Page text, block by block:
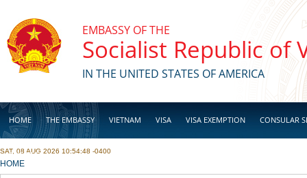
EMBASSY OF THE
Socialist Republic of
IN THE UNITED STATES OF AMERICA
HOME THE EMBASSY VIETNAM VISA VISA EXEMPTION CONSULAR
BUSINESS
SAT, 08 AUG 2026 10:54:48 -0400
YOU ARE HERE
HOME